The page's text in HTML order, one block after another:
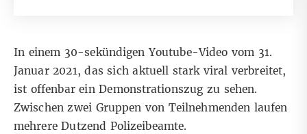
In einem 30-sekündigen Youtube-Video vom 31.
Januar 2021, das sich aktuell stark viral verbreitet,
ist offenbar ein Demonstrationszug zu sehen.
Zwischen zwei Gruppen von Teilnehmenden laufen
mehrere Dutzend Polizeibeamte.